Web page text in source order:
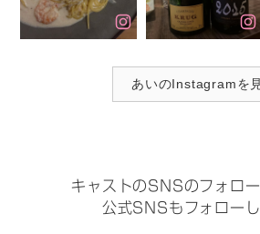
あいのInstagramを
キャストのSNSのフォロ
公式SNSもフォロー